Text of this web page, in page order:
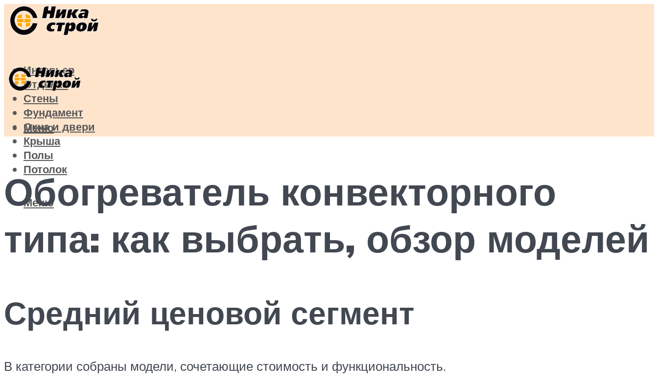
Интерьер
Отделка
Стены
Фундамент
Окна и двери
Крыша
Полы
Потолок
Меню
Меню
Обогреватель конвекторного
типа: как выбрать, обзор моделей
Средний ценовой сегмент
В категории собраны модели, сочетающие стоимость и функциональность.